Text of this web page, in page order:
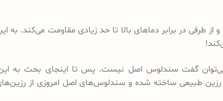
طرفی در برابر دماهای بالا تا حد زیادی مقاومت
می‌توان گفت سندلوس اصل نیست. پس تا اینجای بحث به